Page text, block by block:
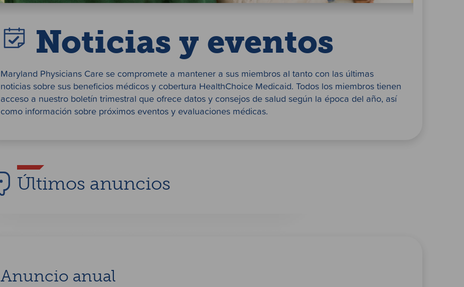
Noticias y eventos
Maryland Physicians Care se compromete a mantener a sus miembros al tanto con las últimas
noticias sobre sus beneficios médicos y cobertura HealthChoice Medicaid. Todos los miembros tienen
acceso a nuestro boletín trimestral que ofrece datos y consejos de salud según la época del año, así
como información sobre próximos eventos y evaluaciones médicas.
Últimos anuncios
Anuncio anual